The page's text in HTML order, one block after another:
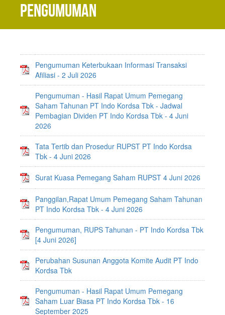
Pengumuman
Pengumuman Keterbukaan Informasi Transaksi
Afiliasi - 2 Juli 2026
Pengumuman - Hasil Rapat Umum Pemegang
Saham Tahunan PT Indo Kordsa Tbk - Jadwal
Pembagian Dividen PT Indo Kordsa Tbk - 4 Juni
2026
Tata Tertib dan Prosedur RUPST PT Indo Kordsa
Tbk - 4 Juni 2026
Surat Kuasa Pemegang Saham RUPST 4 Juni 2026
Panggilan,Rapat Umum Pemegang Saham Tahunan
PT Indo Kordsa Tbk - 4 Juni 2026
Pengumuman, RUPS Tahunan - PT Indo Kordsa Tbk
[4 Juni 2026]
Perubahan Susunan Anggota Komite Audit PT Indo
Kordsa Tbk
Pengumuman - Hasil Rapat Umum Pemegang
Saham Luar Biasa PT Indo Kordsa Tbk - 16
September 2025